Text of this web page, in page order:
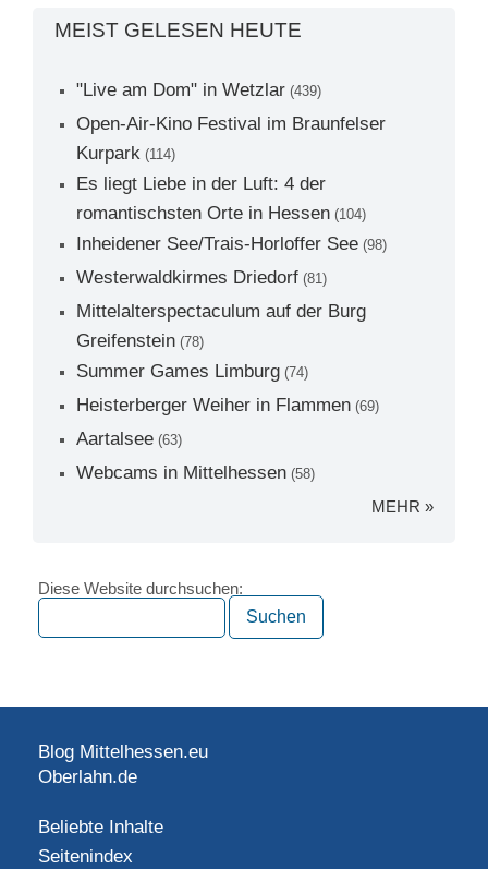
MEIST GELESEN HEUTE
"Live am Dom" in Wetzlar (439)
Open-Air-Kino Festival im Braunfelser
Kurpark (114)
Es liegt Liebe in der Luft: 4 der
romantischsten Orte in Hessen (104)
Inheidener See/Trais-Horloffer See (98)
Westerwaldkirmes Driedorf (81)
Mittelalterspectaculum auf der Burg
Greifenstein (78)
Summer Games Limburg (74)
Heisterberger Weiher in Flammen (69)
Aartalsee (63)
Webcams in Mittelhessen (58)
MEHR »
Diese Website durchsuchen:
Blog Mittelhessen.eu
Oberlahn.de
Beliebte Inhalte
Seitenindex